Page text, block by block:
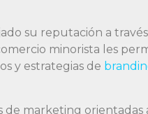
su reputación a
minorista les
y estrategias de
de marketing